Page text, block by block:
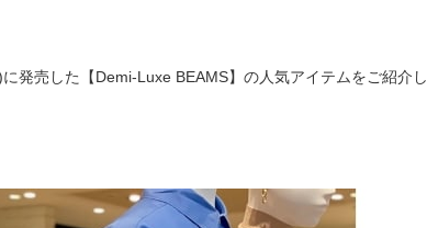
発売した【Demi-Luxe BEAMS】の人気アイテムをご紹介し